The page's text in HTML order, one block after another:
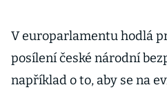
V europarlamentu hodlá
posílení české národní
například o to, aby se na